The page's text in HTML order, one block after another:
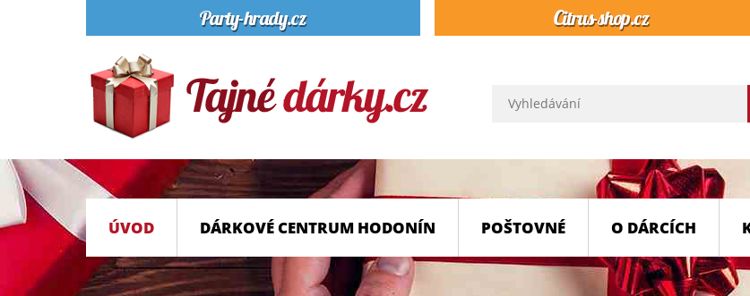
ÚVOD DÁRKOVÉ CENTRUM HODONÍN POŠTOVNÉ O DÁRCÍCH